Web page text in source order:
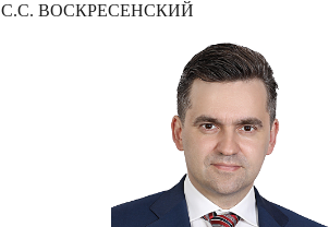
С.С. ВОСКРЕСЕНСКИЙ